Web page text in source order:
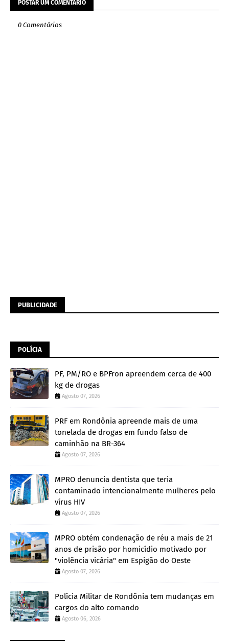
POSTAR UM COMENTÁRIO
0 Comentários
PUBLICIDADE
POLÍCIA
PF, PM/RO e BPFron apreendem cerca de 400
kg de drogas
Agosto 07, 2026
PRF em Rondônia apreende mais de uma
tonelada de drogas em fundo falso de
caminhão na BR-364
Agosto 07, 2026
MPRO denuncia dentista que teria
contaminado intencionalmente mulheres pelo
vírus HIV
Agosto 07, 2026
MPRO obtém condenação de réu a mais de 21
anos de prisão por homicídio motivado por
"violência vicária" em Espigão do Oeste
Agosto 07, 2026
Polícia Militar de Rondônia tem mudanças em
cargos do alto comando
Agosto 06, 2026